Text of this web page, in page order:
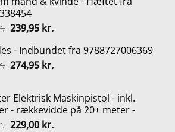
Den
pris
var:
239,95 kr.Den
pris
er:
- Indbundet fra 9788727006369
Den
var:
349,95 kr..
274,95 kr.Den
er:
274,95 kr..
Elektrisk Maskinpistol - inkl.
- rækkevidde på 20+ meter -
Den
229,00 kr.Den